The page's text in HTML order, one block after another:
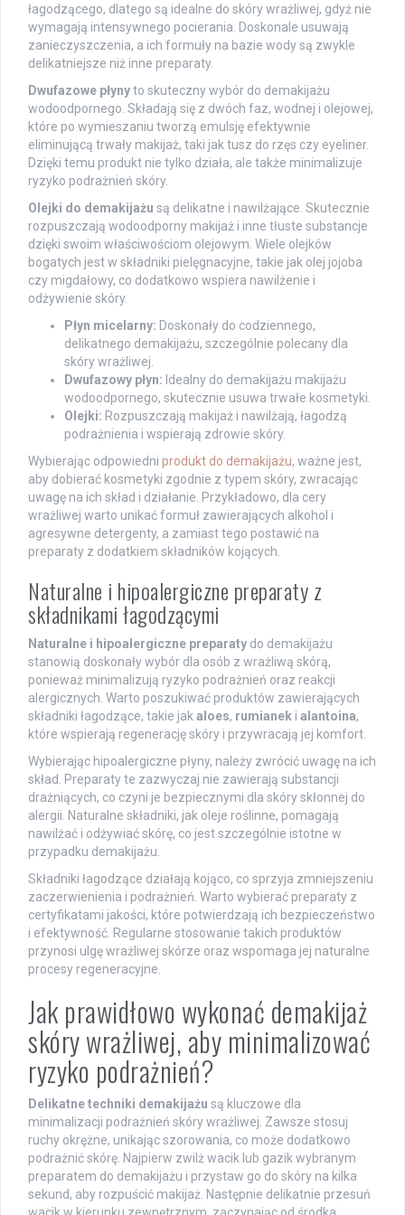
łagodzącego, dlatego są idealne do skóry wrażliwej, gdyż nie
wymagają intensywnego pocierania. Doskonale usuwają
zanieczyszczenia, a ich formuły na bazie wody są zwykle
delikatniejsze niż inne preparaty.
Dwufazowe płynyto skuteczny wybór do demakijażu
wodoodpornego. Składają się z dwóch faz, wodnej i olejowej,
które po wymieszaniu tworzą emulsję efektywnie
eliminującą trwały makijaż, taki jak tusz do rzęs czy eyeliner.
Dzięki temu produkt nie tylko działa, ale także minimalizuje
ryzyko podrażnień skóry.
Olejki do demakijażu są delikatne i nawilżające. Skutecznie
rozpuszczają wodoodporny makijaż i inne tłuste substancje
dzięki swoim właściwościom olejowym. Wiele olejków
bogatych jest w składniki pielęgnacyjne, takie jak olej jojoba
czy migdałowy, co dodatkowo wspiera nawilżenie i
odżywienie skóry.
Płyn micelarny: Doskonały do codziennego,
delikatnego demakijażu, szczególnie polecany dla
skóry wrażliwej.
Dwufazowy płyn: Idealny do demakijażu makijażu
wodoodpornego, skutecznie usuwa trwałe kosmetyki.
Olejki: Rozpuszczają makijaż i nawilżają, łagodzą
podrażnienia i wspierają zdrowie skóry.
Wybierając odpowiedni produkt do demakijażu, ważne jest,
aby dobierać kosmetyki zgodnie z typem skóry, zwracając
uwagę na ich skład i działanie. Przykładowo, dla cery
wrażliwej warto unikać formuł zawierających alkohol i
agresywne detergenty, a zamiast tego postawić na
preparaty z dodatkiem składników kojących.
Naturalne i hipoalergiczne preparaty z
składnikami łagodzącymi
Naturalne i hipoalergiczne preparaty do demakijażu
stanowią doskonały wybór dla osób z wrażliwą skórą,
ponieważ minimalizują ryzyko podrażnień oraz reakcji
alergicznych. Warto poszukiwać produktów zawierających
składniki łagodzące, takie jak aloes, rumianek i alantoina,
które wspierają regenerację skóry i przywracają jej komfort.
Wybierając hipoalergiczne płyny, należy zwrócić uwagę na ich
skład. Preparaty te zazwyczaj nie zawierają substancji
drażniących, co czyni je bezpiecznymi dla skóry skłonnej do
alergii. Naturalne składniki, jak oleje roślinne, pomagają
nawilżać i odżywiać skórę, co jest szczególnie istotne w
przypadku demakijażu.
Składniki łagodzące działają kojąco, co sprzyja zmniejszeniu
zaczerwienienia i podrażnień. Warto wybierać preparaty z
certyfikatami jakości, które potwierdzają ich bezpieczeństwo
i efektywność. Regularne stosowanie takich produktów
przynosi ulgę wrażliwej skórze oraz wspomaga jej naturalne
procesy regeneracyjne.
Jak prawidłowo wykonać demakijaż
skóry wrażliwej, aby minimalizować
ryzyko podrażnień?
Delikatne techniki demakijażu są kluczowe dla
minimalizacji podrażnień skóry wrażliwej. Zawsze stosuj
ruchy okrężne, unikając szorowania, co może dodatkowo
podrażnić skórę. Najpierw zwilż wacik lub gazik wybranym
preparatem do demakijażu i przystaw go do skóry na kilka
sekund, aby rozpuścić makijaż. Następnie delikatnie przesuń
wacik w kierunku zewnętrznym, zaczynając od środka